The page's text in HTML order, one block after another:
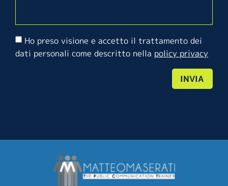
Ho preso visione e accetto il trattamento dei
dati personali come descritto nella policy privacy
INVIA